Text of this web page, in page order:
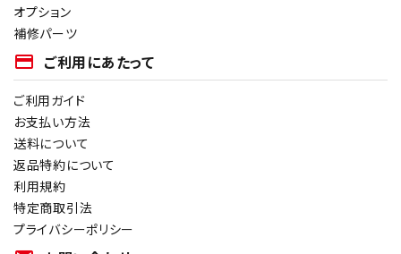
オプション
補修パーツ
payment ご利用にあたって
ご利用ガイド
お支払い方法
送料について
返品特約について
利用規約
特定商取引法
プライバシーポリシー